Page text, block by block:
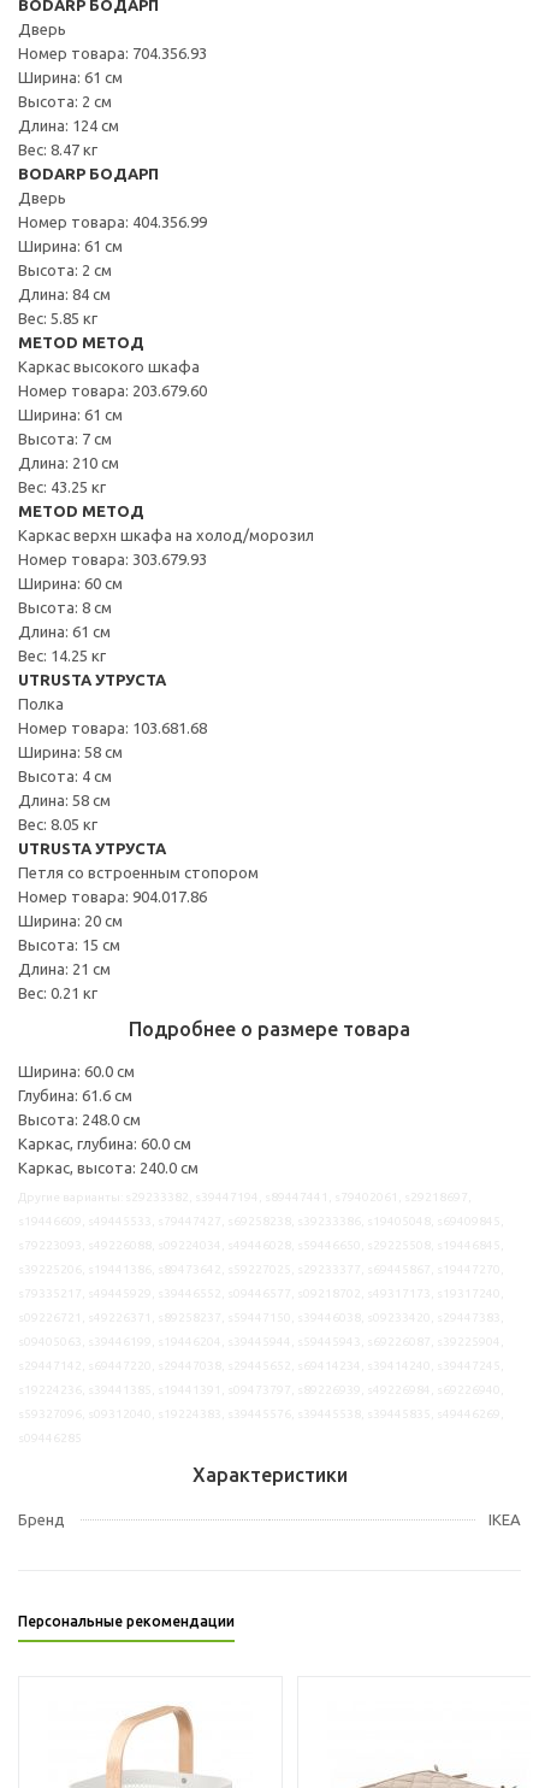
BODARP БОДАРП
Дверь
Номер товара: 704.356.93
Ширина: 61 см
Высота: 2 см
Длина: 124 см
Вес: 8.47 кг
BODARP БОДАРП
Дверь
Номер товара: 404.356.99
Ширина: 61 см
Высота: 2 см
Длина: 84 см
Вес: 5.85 кг
METOD МЕТОД
Каркас высокого шкафа
Номер товара: 203.679.60
Ширина: 61 см
Высота: 7 см
Длина: 210 см
Вес: 43.25 кг
METOD МЕТОД
Каркас верхн шкафа на холод/морозил
Номер товара: 303.679.93
Ширина: 60 см
Высота: 8 см
Длина: 61 см
Вес: 14.25 кг
UTRUSTA УТРУСТА
Полка
Номер товара: 103.681.68
Ширина: 58 см
Высота: 4 см
Длина: 58 см
Вес: 8.05 кг
UTRUSTA УТРУСТА
Петля со встроенным стопором
Номер товара: 904.017.86
Ширина: 20 см
Высота: 15 см
Длина: 21 см
Вес: 0.21 кг
Подробнее о размере товара
Ширина: 60.0 см
Глубина: 61.6 см
Высота: 248.0 см
Каркас, глубина: 60.0 см
Каркас, высота: 240.0 см
Характеристики
Бренд IKEA
Персональные рекомендации